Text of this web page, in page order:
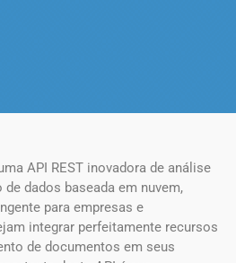
API REST inovadora de análise
dados baseada em nuvem,
para empresas e
integrar perfeitamente recursos
de documentos em seus